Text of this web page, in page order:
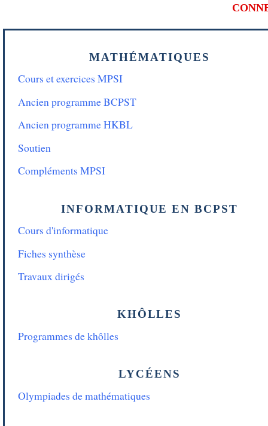
MATHÉMATIQUES
Cours et exercices MPSI
Ancien programme BCPST
Ancien programme HKBL
Soutien
Compléments MPSI
INFORMATIQUE EN BCPST
Cours d'informatique
Fiches synthèse
Travaux dirigés
KHÔLLES
Programmes de khôlles
LYCÉENS
Olympiades de mathématiques